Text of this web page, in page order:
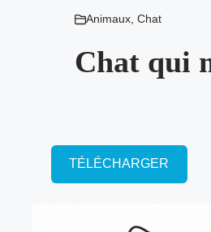
Animaux, Chat
Chat qui
TÉLÉCHARGER